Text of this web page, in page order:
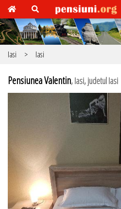
Iasi > Iasi
Pensiunea Valentin, Iasi, judetul Iasi